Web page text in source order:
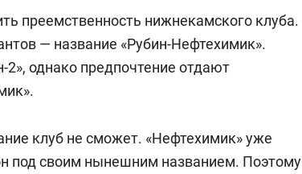
преемственность нижнекамского клуба.
— название «Рубин-Нефтехимик».
однако предпочтение отдают
клуб не сможет. «Нефтехимик» уже
под своим нынешним названием. Поэтому